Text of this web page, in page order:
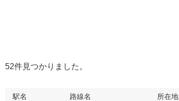
52件見つかりました。
駅名 路線名 所在地